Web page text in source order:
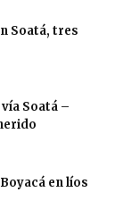
Soatá, tres
Soatá –
en líos